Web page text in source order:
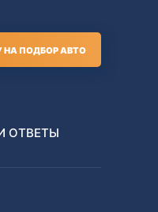
НА ПОДБОР АВТО
ОТВЕТЫ